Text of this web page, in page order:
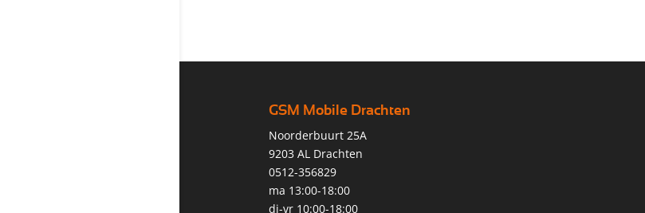
GSM Mobile Drachten
Noorderbuurt 25A
9203 AL Drachten
0512-356829
ma 13:00-18:00
di-vr 10:00-18:00